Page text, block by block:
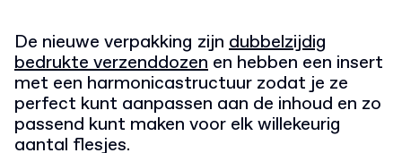
De nieuwe verpakking zijn dubbelzijdig
bedrukte verzenddozen en hebben een insert
met een harmonicastructuur zodat je ze
perfect kunt aanpassen aan de inhoud en zo
passend kunt maken voor elk willekeurig
aantal flesjes.